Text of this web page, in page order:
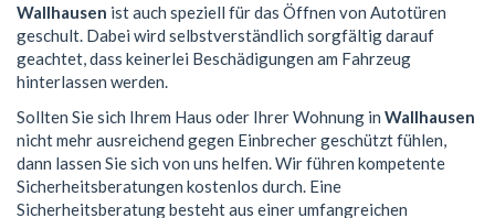
Wallhausen ist auch speziell für das Öffnen von Autotüren
geschult. Dabei wird selbstverständlich sorgfältig darauf
geachtet, dass keinerlei Beschädigungen am Fahrzeug
hinterlassen werden.
Sollten Sie sich Ihrem Haus oder Ihrer Wohnung in Wallhausen
nicht mehr ausreichend gegen Einbrecher geschützt fühlen,
dann lassen Sie sich von uns helfen. Wir führen kompetente
Sicherheitsberatungen kostenlos durch. Eine
Sicherheitsberatung besteht aus einer umfangreichen